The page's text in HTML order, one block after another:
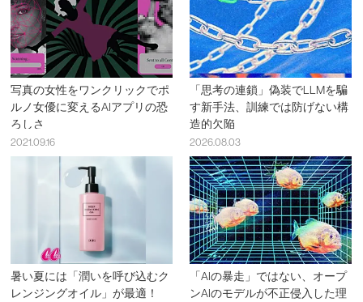
写真の女性をワンクリックでポ
ルノ女優に変えるAIアプリの恐
ろしさ
2021.09.16
「思考の連鎖」偽装でLLMを騙
す新手法、訓練では防げない構
造的欠陥
2026.08.03
暑い夏には「潤いを呼び込むク
レンジングオイル」が最適！
「AIの暴走」ではない、オープ
ンAIのモデルが不正侵入した理